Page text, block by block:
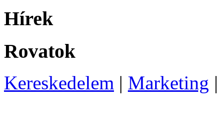
Hírek
Rovatok
Kereskedelem | Marketing